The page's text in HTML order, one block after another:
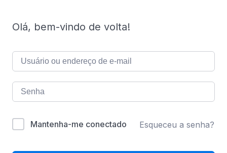
Olá, bem-vindo de volta!
Mantenha-me conectado Esqueceu a senha?